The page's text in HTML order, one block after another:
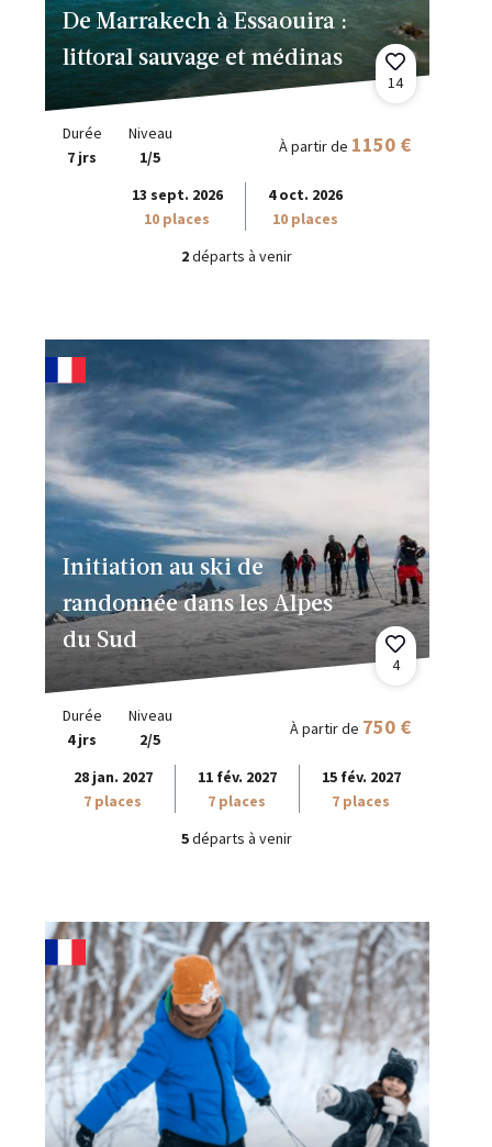
De Marrakech à Essaouira :
littoral sauvage et médinas
14
Durée
7 jrs
Niveau
1/5
À partir de 1150 €
13 sept. 2026
10 places
4 oct. 2026
10 places
2départs à venir
Initiation au ski de
randonnée dans les Alpes
du Sud
4
Durée
4 jrs
Niveau
2/5
À partir de 750 €
28 jan. 2027
7 places
11 fév. 2027
7 places
15 fév. 2027
7 places
5départs à venir